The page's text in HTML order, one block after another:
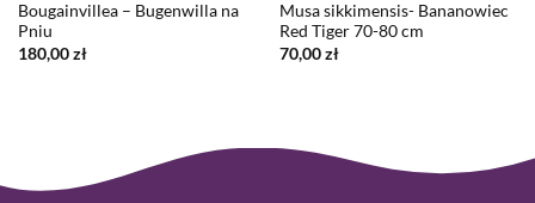
Bougainvillea – Bugenwilla na
Pniu
180,00zł
Musa sikkimensis- Bananowiec
Red Tiger 70-80 cm
70,00zł